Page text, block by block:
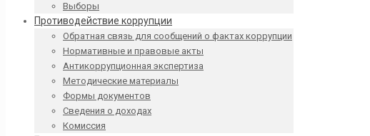
Выборы
Противодействие коррупции
Обратная связь для сообщений о фактах коррупции
Нормативные и правовые акты
Антикоррупционная экспертиза
Методические материалы
Формы документов
Сведения о доходах
Комиссия